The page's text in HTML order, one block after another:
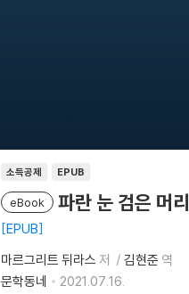
소득공제 EPUB
eBook 파란 눈 검은 머리
EPUB
마르그리트 뒤라스 저 김현준 역
문학동네
2021.07.16.